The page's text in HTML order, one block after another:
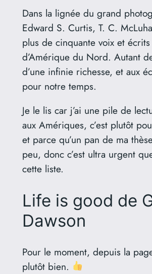
Dans la lignée du grand
Edward S. Curtis, T. C.
plus de cinquante voix et écrits
d’Amérique du Nord. Autant
d’une infinie richesse, et aux
pour notre temps.
Je le lis car j’ai une pile de
aux Amériques, c’est plutôt
et parce qu’un pan de ma
peu, donc c’est ultra urgent
cette liste.
Life is good de
Dawson
Pour le moment, depuis la
plutôt bien.